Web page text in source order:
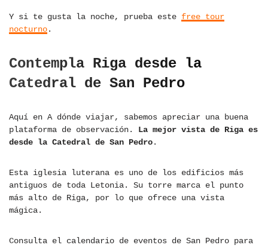
Y si te gusta la noche, prueba este free tour
nocturno.
Contempla Riga desde la
Catedral de San Pedro
Aquí en A dónde viajar, sabemos apreciar una buena
plataforma de observación. La mejor vista de Riga es
desde la Catedral de San Pedro.
Esta iglesia luterana es uno de los edificios más
antiguos de toda Letonia. Su torre marca el punto
más alto de Riga, por lo que ofrece una vista
mágica.
Consulta el calendario de eventos de San Pedro para